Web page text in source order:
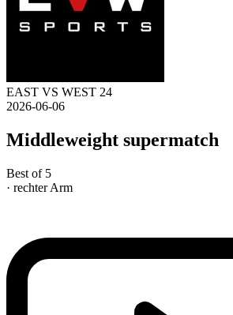
EAST VS WEST 24
2026-06-06
Middleweight supermatch
Best of 5
· rechter Arm